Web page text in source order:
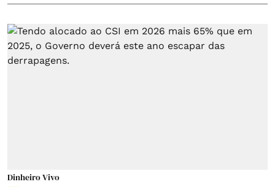
Dinheiro Vivo